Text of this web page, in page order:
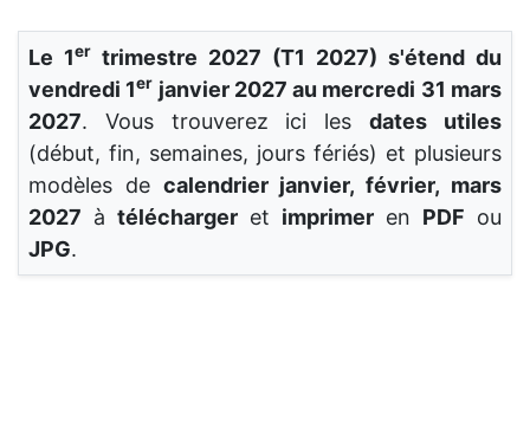
Le 1er trimestre 2027 (T1 2027) s'étend du
vendredi 1er janvier 2027 au mercredi 31 mars
2027. Vous trouverez ici lesdates utiles
(début, fin, semaines, jours fériés) et plusieurs
modèles de calendrier janvier, février, mars
2027 à télécharger et imprimer en PDF ou
JPG.